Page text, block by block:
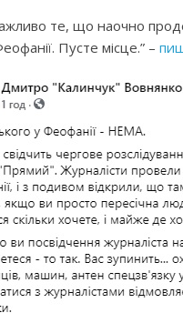
те, що наочно
Пусте місце.” –